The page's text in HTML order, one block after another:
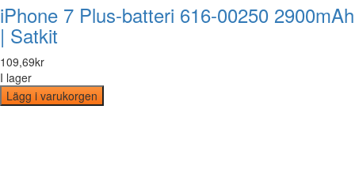
iPhone 7 Plus-batteri 616-00250 2900mAh
| Satkit
109,69kr
I lager
Lägg i varukorgen